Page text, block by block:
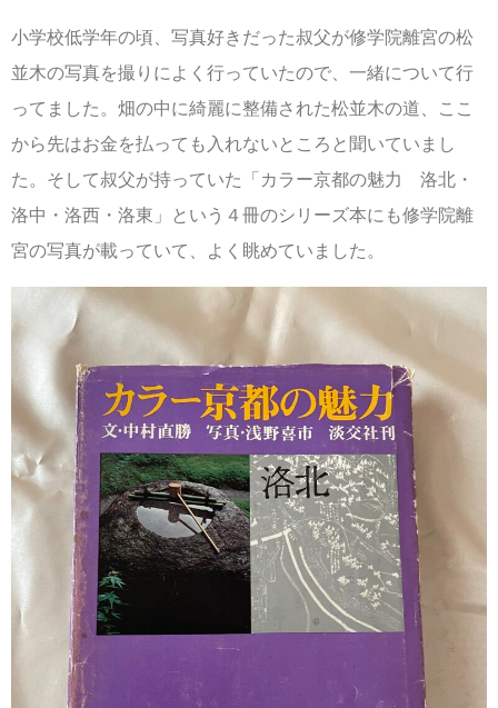
小学校低学年の頃、写真好きだった叔父が修学院離宮の松
並木の写真を撮りによく行っていたので、一緒について行
ってました。畑の中に綺麗に整備された松並木の道、ここ
から先はお金を払っても入れないところと聞いていまし
た。そして叔父が持っていた「カラー京都の魅力 洛北・
洛中・洛西・洛東」という４冊のシリーズ本にも修学院離
宮の写真が載っていて、よく眺めていました。